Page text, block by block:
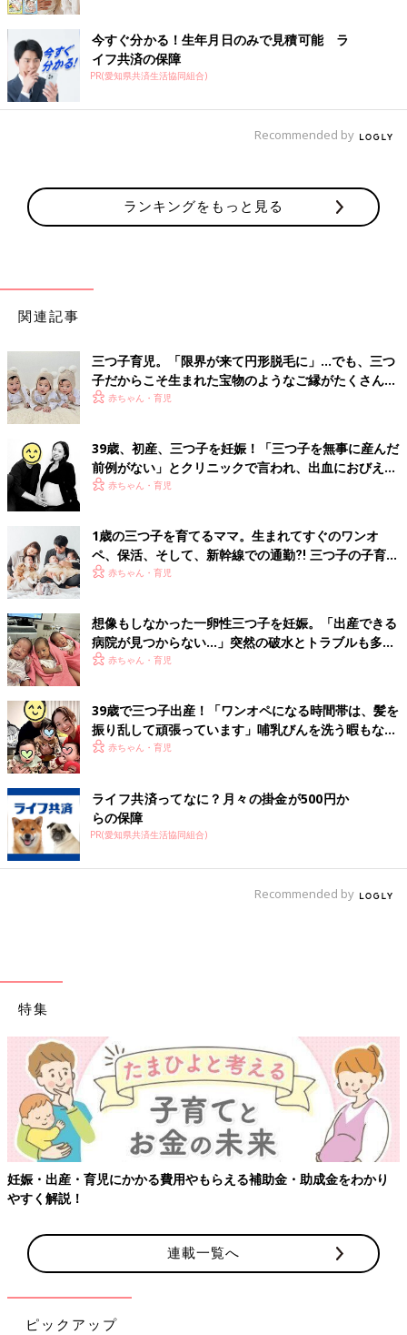
今すぐ分かる！生年月日のみで見積可能 ラ
イフ共済の保障
PR(愛知県共済生活協同組合)
Recommended by
ランキングをもっと見る
関連記事
三つ子育児。「限界が来て円形脱毛に」…でも、三つ
子だからこそ生まれた宝物のようなご縁がたくさん！
【体験談】
赤ちゃん・育児
39歳、初産、三つ子を妊娠！「三つ子を無事に産んだ
前例がない」とクリニックで言われ、出血におびえる
日々…【桑子英里アナ・インタビュー】
赤ちゃん・育児
1歳の三つ子を育てるママ。生まれてすぐのワンオ
ペ、保活、そして、新幹線での通勤⁈ 三つ子の子育て
のリアル【多胎育児体験談】
赤ちゃん・育児
想像もしなかった一卵性三つ子を妊娠。「出産できる
病院が見つからない…」突然の破水とトラブルも多数
経験！【体験談】
赤ちゃん・育児
39歳で三つ子出産！「ワンオペになる時間帯は、髪を
振り乱して頑張っています」哺乳びんを洗う暇もない
怒涛の育児とは！？【桑子英里アナ・インタビュー】
赤ちゃん・育児
ライフ共済ってなに？月々の掛金が500円か
らの保障
PR(愛知県共済生活協同組合)
Recommended by
特集
【ワクチン接種できるものも】妊婦の感染症対策、知っておいて！
連載一覧へ
ピックアップ